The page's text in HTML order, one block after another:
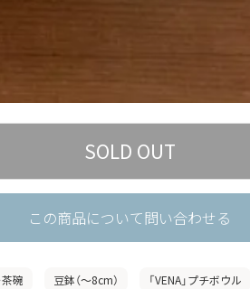
この商品について問い合わせる
茶碗 豆鉢（〜8cm） 「VENA」プチボウル